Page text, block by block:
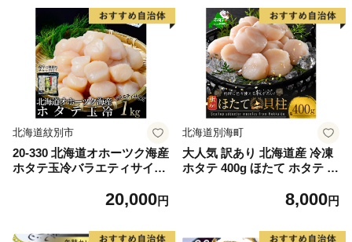
北海道紋別市
20-330 北海道オホーツク海産
ホタテ玉冷バラエティサイズ
20,000円
北海道別海町
大人気 訳あり 北海道産 冷凍
ホタテ 400g ほたて ホタテ 帆
8,000円